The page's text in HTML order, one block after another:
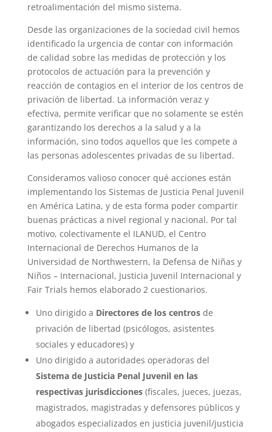
retroalimentación del mismo sistema.
Desde las organizaciones de la sociedad civil hemos
identificado la urgencia de contar con información
de calidad sobre las medidas de protección y los
protocolos de actuación para la prevención y
reacción de contagios en el interior de los centros de
privación de libertad. La información veraz y
efectiva, permite verificar que no solamente se estén
garantizando los derechos a la salud y a la
información, sino todos aquellos que les compete a
las personas adolescentes privadas de su libertad.
Consideramos valioso conocer qué acciones están
implementando los Sistemas de Justicia Penal Juvenil
en América Latina, y de esta forma poder compartir
buenas prácticas a nivel regional y nacional. Por tal
motivo, colectivamente el ILANUD, el Centro
Internacional de Derechos Humanos de la
Universidad de Northwestern, la Defensa de Niñas y
Niños – Internacional, Justicia Juvenil Internacional y
Fair Trials hemos elaborado 2 cuestionarios.
Uno dirigido a Directores de los centros de
privación de libertad (psicólogos, asistentes
sociales y educadores) y
Uno dirigido a autoridades operadoras del
Sistema de Justicia Penal Juvenil en las
respectivas jurisdicciones (fiscales, jueces, juezas,
magistrados, magistradas y defensores públicos y
abogados especializados en justicia juvenil/justicia